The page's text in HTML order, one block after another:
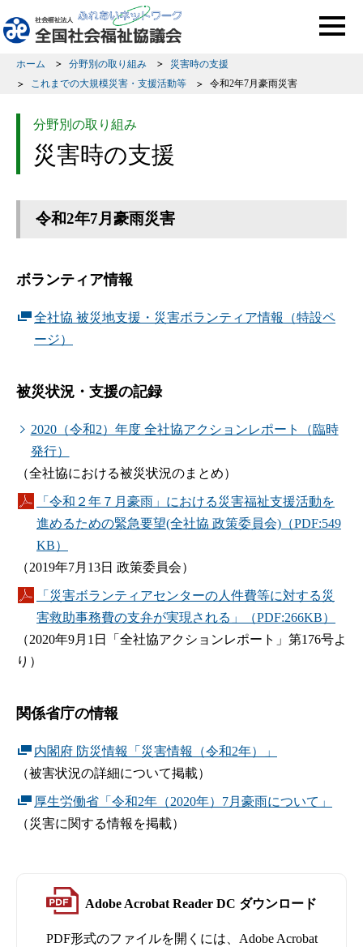
このページの本文へ移動
ホーム 分野別の取り組み
災害時の支援
これまでの大規模災害・支援活動等
令和2年7月豪雨災害
分野別の取り組み
災害時の支援
令和2年7月豪雨災害
ボランティア情報
全社協 被災地支援・災害ボランティア情報（特設ペ
ージ）
被災状況・支援の記録
2020（令和2）年度 全社協アクションレポート（臨時
発行）
（全社協における被災状況のまとめ）
「令和２年７月豪雨」における災害福祉支援活動を
進めるための緊急要望(全社協 政策委員会)（PDF:549
KB）
（2019年7月13日 政策委員会）
「災害ボランティアセンターの人件費等に対する災
害救助事務費の支弁が実現される」（PDF:266KB）
（2020年9月1日「全社協アクションレポート」第176号よ
り）
関係省庁の情報
内閣府 防災情報「災害情報（令和2年）」
（被害状況の詳細について掲載）
厚生労働省「令和2年（2020年）7月豪雨について」
（災害に関する情報を掲載）
Adobe Acrobat Reader DC ダウンロード
PDF形式のファイルを開くには、Adobe Acrobat